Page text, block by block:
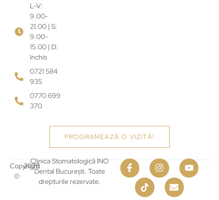
L-V:
9.00-
21.00 | S:
9.00-
15.00 | D:
închis
0721 584
935
0770 699
370
PROGRAMEAZĂ O VIZITĂ!
Copyright
©
2026
Clinica Stomatologică INO
Dental București. Toate
drepturile rezervate.